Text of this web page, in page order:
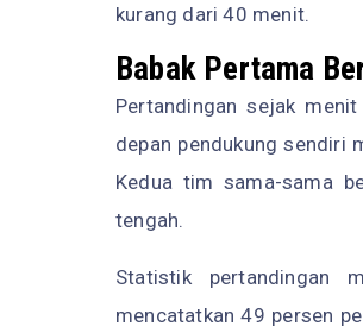
kurang dari 40 menit.
Babak Pertama
Pertandingan sejak
depan pendukung sendiri
Kedua tim sama-sama
tengah.
Statistik pertandingan
mencatatkan 49 persen